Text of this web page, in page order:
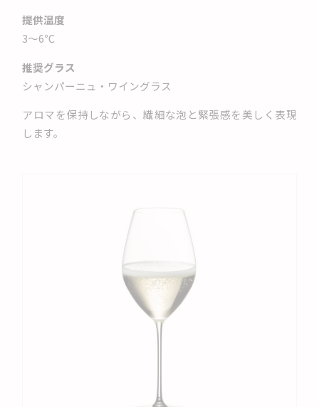
提供温度
3〜6℃
推奨グラス
シャンパーニュ・ワイングラス
アロマを保持しながら、繊細な泡と緊張感を美しく表現
します。